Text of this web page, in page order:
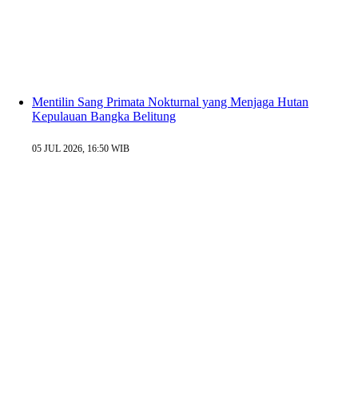
Mentilin Sang Primata Nokturnal yang Menjaga Hutan
Kepulauan Bangka Belitung
05 JUL 2026, 16:50 WIB